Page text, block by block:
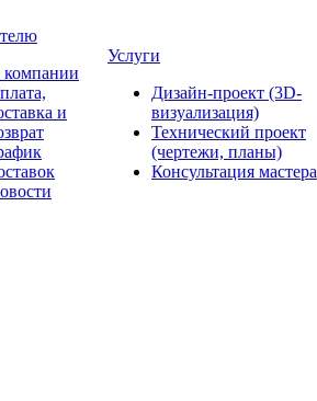
и
Услуги
Дизайн-проект (3D-
визуализация)
Технический проект
(чертежи, планы)
Консультация мастера